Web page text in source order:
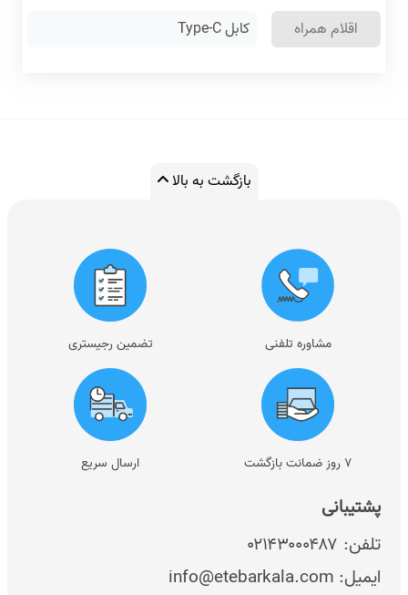
اقلام همراه
کابل Type-C
بازگشت به بالا
پشتیبانی
تلفن: ۰۲۱۴۳۰۰۰۴۸۷
ایمیل: info@etebarkala.com
مشاوره تلفنی تضمین رجیستری
۷ روز ضمانت بازگشت ارسال سریع